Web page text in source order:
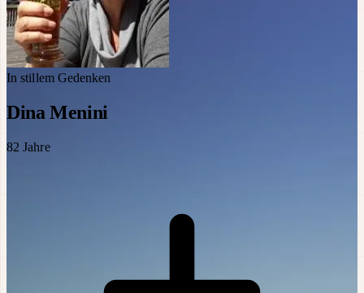
In stillem Gedenken
Dina Menini
82 Jahre